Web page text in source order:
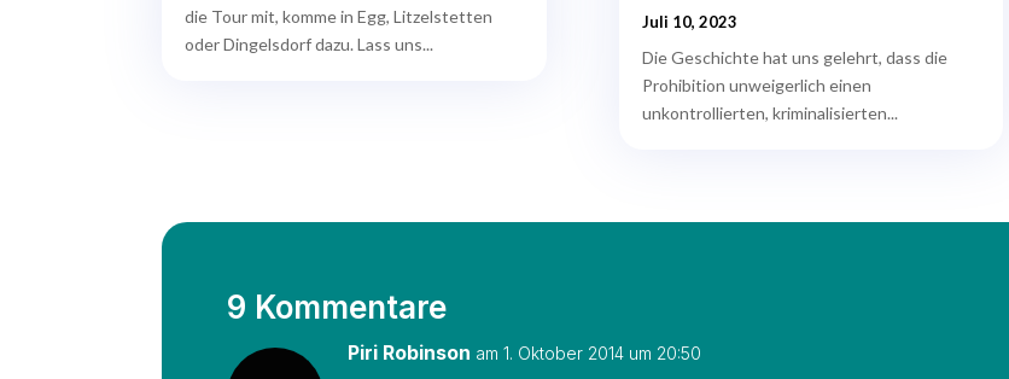
die Tour mit, komme in Egg, Litzelstetten
oder Dingelsdorf dazu. Lass uns...
Juli 10, 2023
Die Geschichte hat uns gelehrt, dass die
Prohibition unweigerlich einen
unkontrollierten, kriminalisierten...
9 Kommentare
Piri Robinson am 1. Oktober 2014 um 20:50